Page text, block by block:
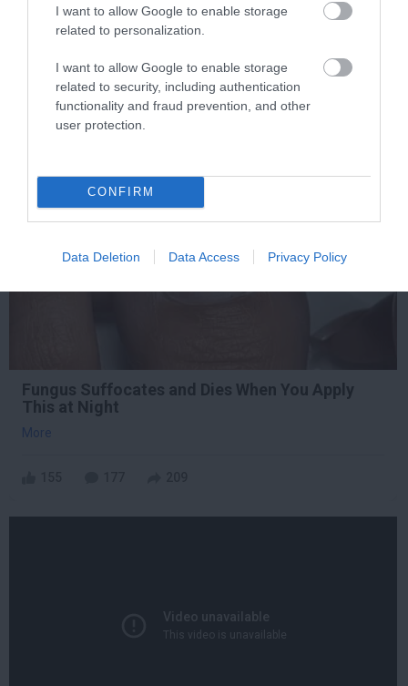
I want to allow Google to enable storage
related to personalization.
I want to allow Google to enable storage
related to security, including authentication
functionality and fraud prevention, and other
user protection.
CONFIRM
Data Deletion Data Access Privacy Policy
Stop Eating These 3 Foods That Are Known to
Cause Parasites
192 83 132
Fungus Suffocates and Dies When You Apply
This at Night
More